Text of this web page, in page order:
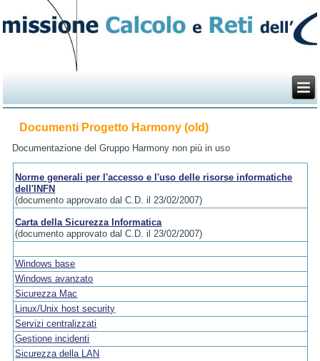
Documenti Progetto Harmony (old)
Documentazione del Gruppo Harmony non più in uso
Norme generali per l'accesso e l'uso delle risorse informatiche
dell'INFN
(documento approvato dal C.D. il 23/02/2007)
Carta della Sicurezza Informatica
(documento approvato dal C.D. il 23/02/2007)
Windows base
Windows avanzato
Sicurezza Mac
Linux/Unix host security
Servizi centralizzati
Gestione incidenti
Sicurezza della LAN